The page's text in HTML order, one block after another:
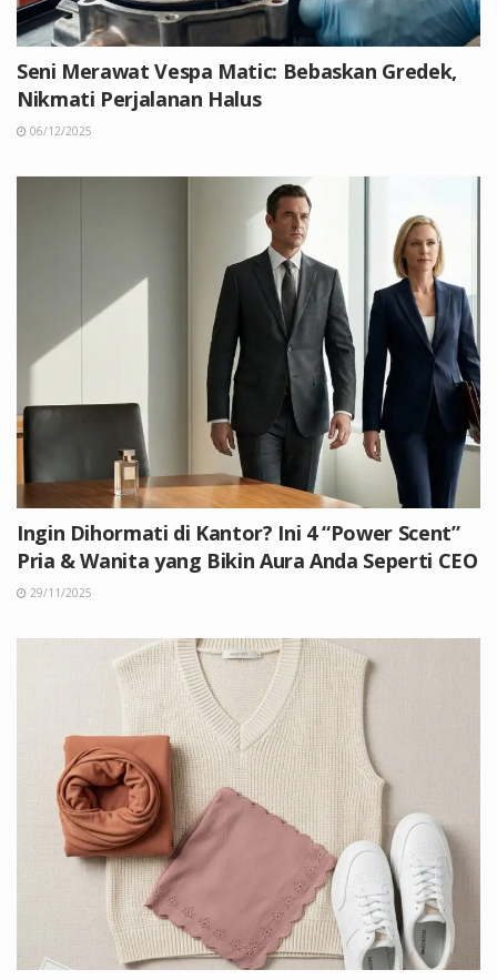
Seni Merawat Vespa Matic: Bebaskan Gredek,
Nikmati Perjalanan Halus
06/12/2025
Ingin Dihormati di Kantor? Ini 4 “Power Scent”
Pria & Wanita yang Bikin Aura Anda Seperti CEO
29/11/2025